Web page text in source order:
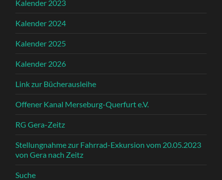
Kalender 2023
Kalender 2024
Kalender 2025
Kalender 2026
Link zur Bücherausleihe
Offener Kanal Merseburg-Querfurt e.V.
RG Gera-Zeitz
Stellungnahme zur Fahrrad-Exkursion vom 20.05.2023
von Gera nach Zeitz
Suche